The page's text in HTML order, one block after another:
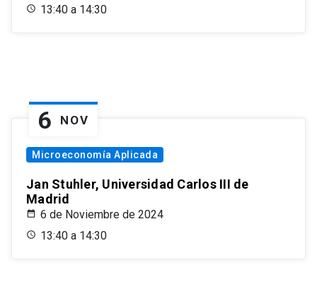
13:40 a 14:30
6 NOV
Microeconomía Aplicada
Jan Stuhler, Universidad Carlos III de
Madrid
6 de Noviembre de 2024
13:40 a 14:30